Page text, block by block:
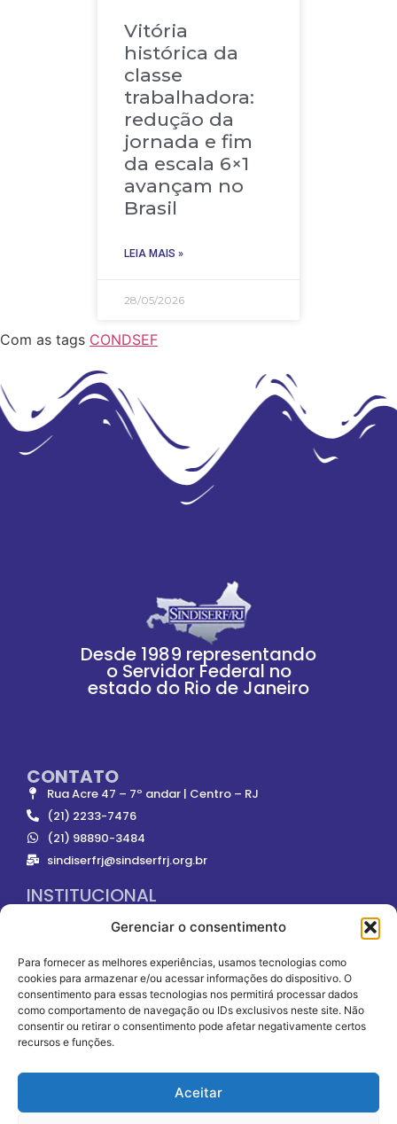
Gerenciar o consentimento
Para fornecer as melhores experiências, usamos tecnologias como
cookies para armazenar e/ou acessar informações do dispositivo. O
consentimento para essas tecnologias nos permitirá processar dados
como comportamento de navegação ou IDs exclusivos neste site. Não
consentir ou retirar o consentimento pode afetar negativamente certos
recursos e funções.
Aceitar
Vitória
histórica da
classe
trabalhadora:
redução da
jornada e fim
da escala 6×1
avançam no
Brasil
LEIA MAIS »
28/05/2026
Com as tags CONDSEF
Desde 1989 representando
o Servidor Federal no
estado do Rio de Janeiro
CONTATO
Rua Acre 47 – 7º andar | Centro – RJ
(21) 2233-7476
(21) 98890-3484
sindiserfrj@sindserfrj.org.br
INSTITUCIONAL
ONDE NOS ENCONTRAR
SOMOS FILIADOS À